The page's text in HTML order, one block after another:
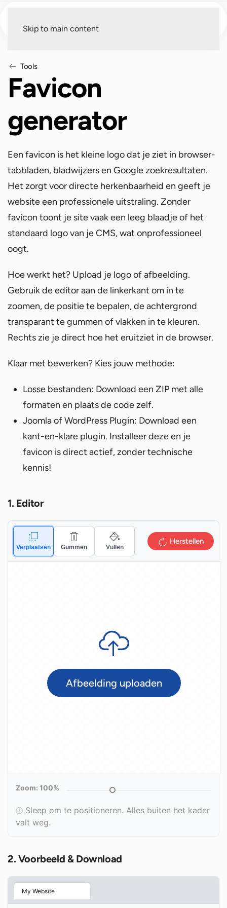
Skip to main content
Tools
Favicon
generator
Een favicon is het kleine logo dat je ziet in browser-
tabbladen, bladwijzers en Google zoekresultaten.
Het zorgt voor directe herkenbaarheid en geeft je
website een professionele uitstraling. Zonder
favicon toont je site vaak een leeg blaadje of het
standaard logo van je CMS, wat onprofessioneel
oogt.
Hoe werkt het? Upload je logo of afbeelding.
Gebruik de editor aan de linkerkant om in te
zoomen, de positie te bepalen, de achtergrond
transparant te gummen of vlakken in te kleuren.
Rechts zie je direct hoe het eruitziet in de browser.
Klaar met bewerken? Kies jouw methode:
Losse bestanden: Download een ZIP met alle
formaten en plaats de code zelf.
Joomla of WordPress Plugin: Download een
kant-en-klare plugin. Installeer deze en je
favicon is direct actief, zonder technische
kennis!
1. Editor
Verplaatsen Gummen Vullen
Herstellen
Afbeelding uploaden
Zoom: 100%
Sleep om te positioneren. Alles buiten het kader
valt weg.
2. Voorbeeld & Download
My Website